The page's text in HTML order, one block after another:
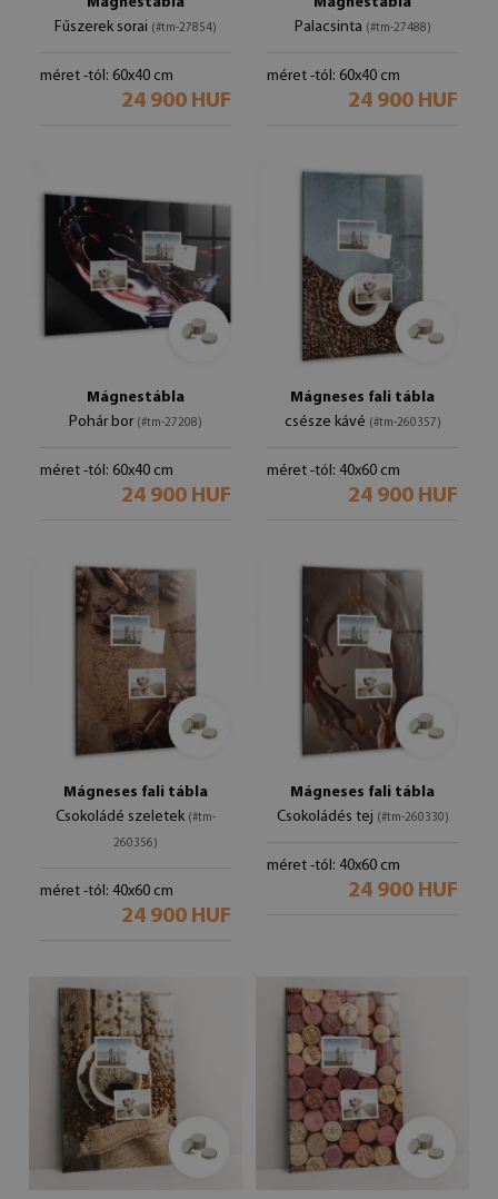
Fűszerek sorai (#tm-27854)
méret -tól: 60x40 cm
24 900 HUF
Palacsinta (#tm-27488)
méret -tól: 60x40 cm
24 900 HUF
Mágnestábla
Pohár bor (#tm-27208)
méret -tól: 60x40 cm
24 900 HUF
Mágneses fali tábla
csésze kávé (#tm-260357)
méret -tól: 40x60 cm
24 900 HUF
Mágneses fali tábla
Csokoládé szeletek (#tm-
260356)
méret -tól: 40x60 cm
24 900 HUF
Mágneses fali tábla
Csokoládés tej (#tm-260330)
méret -tól: 40x60 cm
24 900 HUF